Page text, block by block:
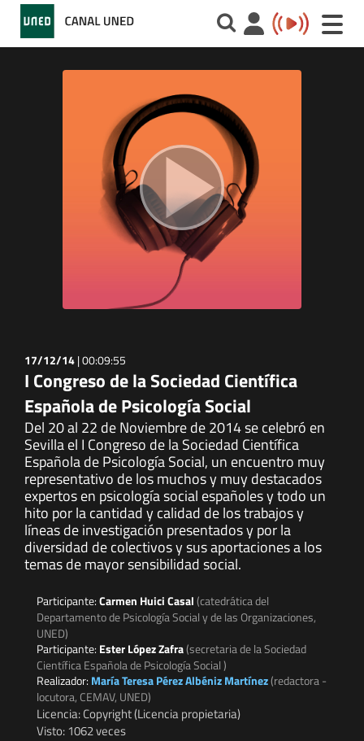
Toggle
17/12/14|00:09:55
I Congreso de la Sociedad Científica
Española de Psicología Social
Del 20 al 22 de Noviembre de 2014 se celebró en
Sevilla el I Congreso de la Sociedad Científica
Española de Psicología Social, un encuentro muy
representativo de los muchos y muy destacados
expertos en psicología social españoles y todo un
hito por la cantidad y calidad de los trabajos y
líneas de investigación presentados y por la
diversidad de colectivos y sus aportaciones a los
temas de mayor sensibilidad social.
Participante:Carmen Huici Casal(catedrática del
Departamento de Psicología Social y de las Organizaciones,
UNED)
Participante: Ester López Zafra(secretaria de la Sociedad
Científica Española de Psicología Social )
Realizador: María Teresa Pérez Albéniz Martínez(redactora -
locutora, CEMAV, UNED)
Licencia: Copyright (Licencia propietaria)
Visto: 1062 veces